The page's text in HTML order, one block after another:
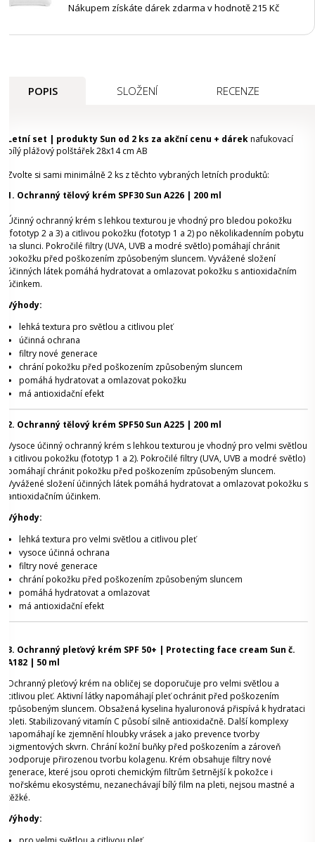
Nákupem získáte dárek zdarma v hodnotě 215 Kč
POPIS SLOŽENÍ RECENZE
Letní set | produkty Sun od 2 ks za akční cenu + dáreknafukovací
bílý plážový polštářek 28x14 cm AB
Zvolte si sami minimálně 2 ks z těchto vybraných letních produktů:
1. Ochranný tělový krém SPF30 Sun A226 | 200 ml
Účinný ochranný krém s lehkou texturou je vhodný pro bledou pokožku
(fototyp 2 a 3) a citlivou pokožku (fototyp 1 a 2) po několikadenním pobytu
na slunci. Pokročilé filtry (UVA, UVB a modré světlo) pomáhají chránit
pokožku před poškozením způsobeným sluncem. Vyvážené složení
účinných látek pomáhá hydratovat a omlazovat pokožku s antioxidačním
účinkem.
Výhody:
lehká textura pro světlou a citlivou pleť
účinná ochrana
filtry nové generace
chrání pokožku před poškozením způsobeným sluncem
pomáhá hydratovat a omlazovat pokožku
má antioxidační efekt
2. Ochranný tělový krém SPF50 Sun A225 | 200 ml
Vysoce účinný ochranný krém s lehkou texturou je vhodný pro velmi světlou
a citlivou pokožku (fototyp 1 a 2). Pokročilé filtry (UVA, UVB a modré světlo)
pomáhají chránit pokožku před poškozením způsobeným sluncem.
Vyvážené složení účinných látek pomáhá hydratovat a omlazovat pokožku s
antioxidačním účinkem.
Výhody:
lehká textura pro velmi světlou a citlivou pleť
vysoce účinná ochrana
filtry nové generace
chrání pokožku před poškozením způsobeným sluncem
pomáhá hydratovat a omlazovat
má antioxidační efekt
3. Ochranný pleťový krém SPF 50+ | Protecting face cream Sun č.
A182 | 50 ml
Ochranný pleťový krém na obličej se doporučuje pro velmi světlou a
citlivou pleť. Aktivní látky napomáhají pleť ochránit před poškozením
způsobeným sluncem. Obsažená kyselina hyaluronová přispívá k hydrataci
pleti. Stabilizovaný vitamín C působí silně antioxidačně. Další komplexy
napomáhají ke zjemnění hloubky vrásek a jako prevence tvorby
pigmentových skvrn. Chrání kožní buňky před poškozením a zároveň
podporuje přirozenou tvorbu kolagenu. Krém obsahuje filtry nové
generace, které jsou oproti chemickým filtrům šetrnější k pokožce i
mořskému ekosystému, nezanechávají bílý film na pleti, nejsou mastné a
těžké.
Výhody: